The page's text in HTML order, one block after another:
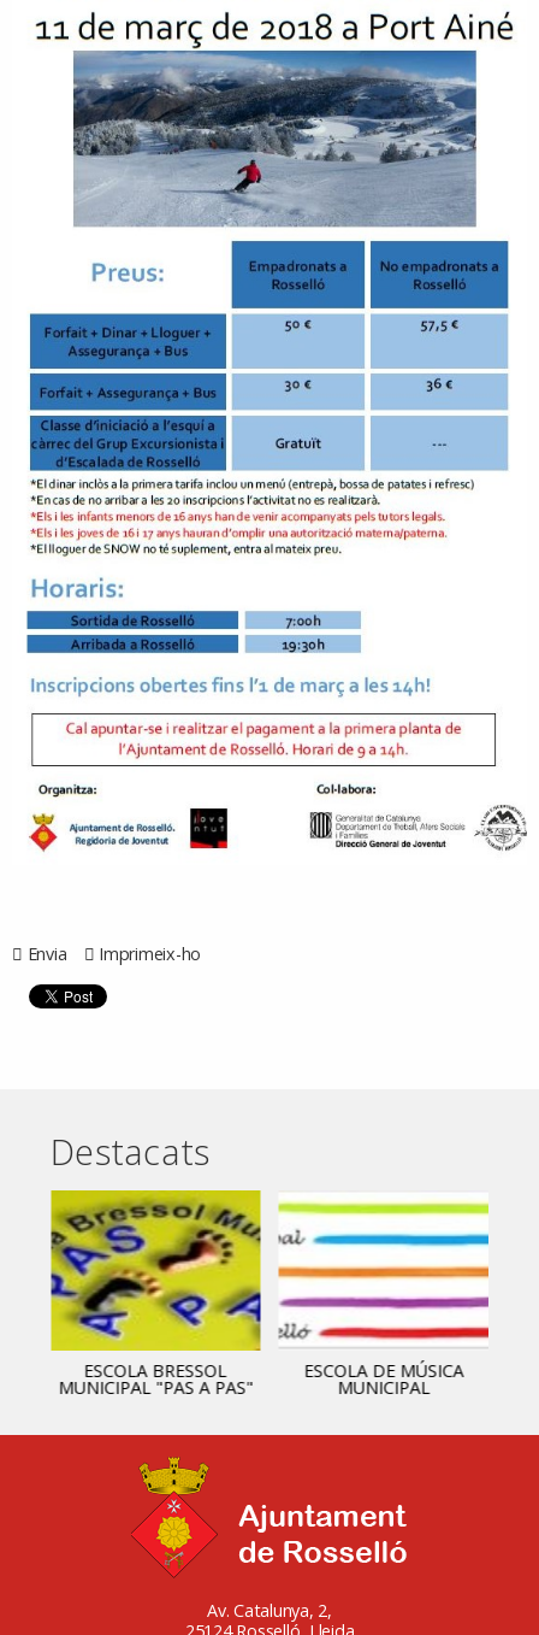
Envia Imprimeix-ho
Destacats
ESCOLA BRESSOL
MUNICIPAL "PAS A PAS"
ESCOLA DE MÚSICA
MUNICIPAL
Av. Catalunya, 2,